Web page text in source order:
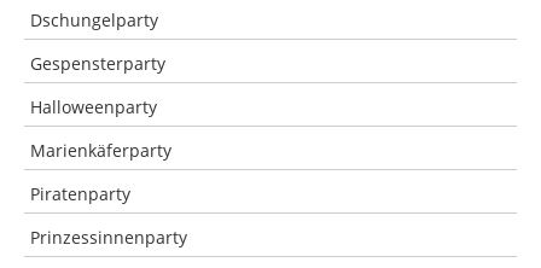
Dschungelparty
Gespensterparty
Halloweenparty
Marienkäferparty
Piratenparty
Prinzessinnenparty